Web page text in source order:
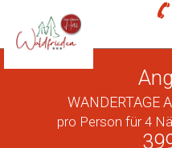
WANDERTAGE
pro Person für 4